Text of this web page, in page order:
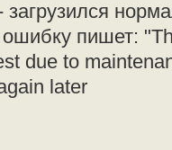
ошибку пишет:
due to
later